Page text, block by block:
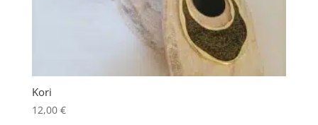
Kori
12,00 €